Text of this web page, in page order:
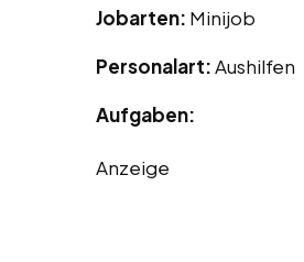
Jobarten: Minijob
Personalart:Aushilfen
Aufgaben:
Anzeige